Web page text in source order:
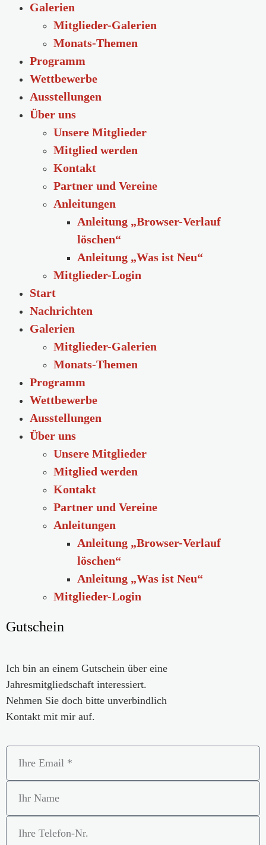
Galerien
Mitglieder-Galerien
Monats-Themen
Programm
Wettbewerbe
Ausstellungen
Über uns
Unsere Mitglieder
Mitglied werden
Kontakt
Partner und Vereine
Anleitungen
Anleitung „Browser-Verlauf
löschen“
Anleitung „Was ist Neu“
Mitglieder-Login
Start
Nachrichten
Galerien
Mitglieder-Galerien
Monats-Themen
Programm
Wettbewerbe
Ausstellungen
Über uns
Unsere Mitglieder
Mitglied werden
Kontakt
Partner und Vereine
Anleitungen
Anleitung „Browser-Verlauf
löschen“
Anleitung „Was ist Neu“
Mitglieder-Login
Gutschein
Ich bin an einem Gutschein über eine
Jahresmitgliedschaft interessiert.
Nehmen Sie doch bitte unverbindlich
Kontakt mit mir auf.